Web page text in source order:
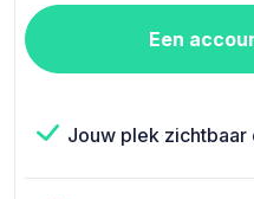
Een
Jouw plek zichtbaar